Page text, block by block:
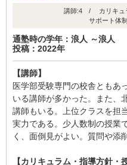
講師:4 / カリキ
サポート
通塾時の学年：浪人 ～浪人
投稿：2022年
【講師】
医学部受験専門の校舎ともあ
いる講師が多かった。また、
講師もいる。上位クラスを担
実力である。少人数制の授業
く、面倒見がよい。質問や添
【カリキュラム・指導方針・